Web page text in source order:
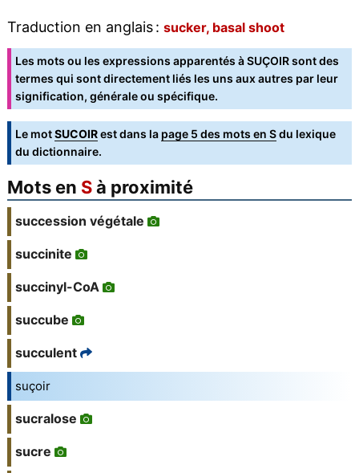
Traduction en anglais : sucker, basal shoot
Les mots ou les expressions apparentés à SUÇOIR sont des
termes qui sont directement liés les uns aux autres par leur
signification, générale ou spécifique.
Le motSUCOIRest dans la page 5 des mots en Sdu lexique
du dictionnaire.
Mots en Sà proximité
succession végétale
succinite
succinyl-CoA
succube
succulent
suçoir
sucralose
sucre